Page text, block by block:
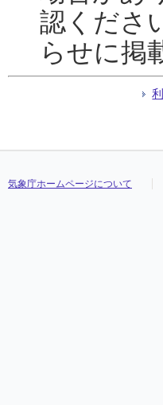
認くださ
らせに掲
気象庁ホームページについて